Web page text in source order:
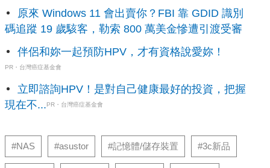
原來 Windows 11 會出賣你？FBI 靠 GDID 識別
碼追蹤 19 歲駭客，勒索 800 萬美金慘遭引渡受審
伴侶和妳一起預防HPV，才有資格說愛妳！
PR・台灣癌症基金會
立即諮詢HPV！是對自己健康最好的投資，把握
現在不...PR・台灣癌症基金會
#NAS #asustor #記憶體/儲存裝置 #3c新品